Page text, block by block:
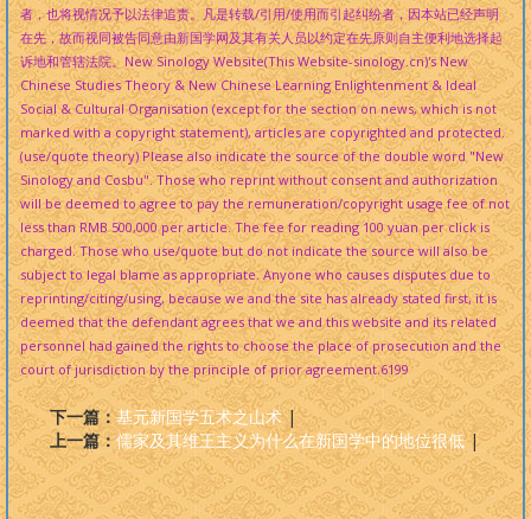
者，也将视情况予以法律追责。凡是转载/引用/使用而引起纠纷者，因本站已经声明
在先，故而视同被告同意由新国学网及其有关人员以约定在先原则自主便利地选择起
诉地和管辖法院。New Sinology Website(This Website-sinology.cn)'s New
Chinese Studies Theory & New Chinese Learning Enlightenment & Ideal
Social & Cultural Organisation (except for the section on news, which is not
marked with a copyright statement), articles are copyrighted and protected.
(use/quote theory) Please also indicate the source of the double word "New
Sinology and Cosbu". Those who reprint without consent and authorization
will be deemed to agree to pay the remuneration/copyright usage fee of not
less than RMB 500,000 per article. The fee for reading 100 yuan per click is
charged. Those who use/quote but do not indicate the source will also be
subject to legal blame as appropriate. Anyone who causes disputes due to
reprinting/citing/using, because we and the site has already stated first, it is
deemed that the defendant agrees that we and this website and its related
personnel had gained the rights to choose the place of prosecution and the
court of jurisdiction by the principle of prior agreement.6199
下一篇：基元新国学五术之山术|
上一篇：儒家及其维王主义为什么在新国学中的地位很低|